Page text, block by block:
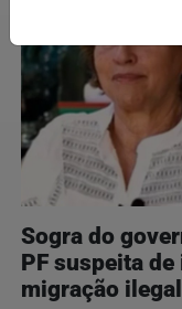
Sogra do
PF suspeita
migração